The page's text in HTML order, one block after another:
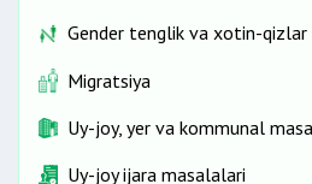
Gender tenglik va xotin-qizlar
Migratsiya
Uy-joy, yer va kommunal
Uy-joy ijara masalalari